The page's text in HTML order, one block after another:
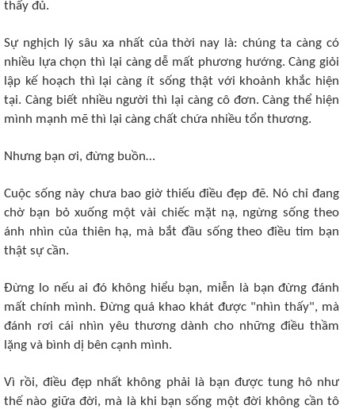
thấy đủ.
Sự nghịch lý sâu xa nhất của thời nay là: chúng ta càng có
nhiều lựa chọn thì lại càng dễ mất phương hướng. Càng giỏi
lập kế hoạch thì lại càng ít sống thật với khoảnh khắc hiện
tại. Càng biết nhiều người thì lại càng cô đơn. Càng thể hiện
mình mạnh mẽ thì lại càng chất chứa nhiều tổn thương.
Nhưng bạn ơi, đừng buồn…
Cuộc sống này chưa bao giờ thiếu điều đẹp đẽ. Nó chỉ đang
chờ bạn bỏ xuống một vài chiếc mặt nạ, ngừng sống theo
ánh nhìn của thiên hạ, mà bắt đầu sống theo điều tim bạn
thật sự cần.
Đừng lo nếu ai đó không hiểu bạn, miễn là bạn đừng đánh
mất chính mình. Đừng quá khao khát được "nhìn thấy", mà
đánh rơi cái nhìn yêu thương dành cho những điều thầm
lặng và bình dị bên cạnh mình.
Vì rồi, điều đẹp nhất không phải là bạn được tung hô như
thế nào giữa đời, mà là khi bạn sống một đời không cần tô